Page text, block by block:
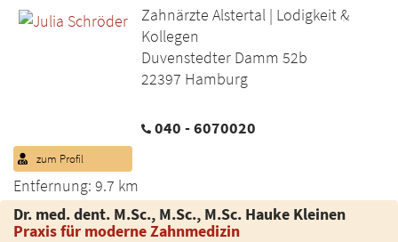
Zahnärzte Alstertal | Lodigkeit &
Kollegen
Duvenstedter Damm 52b
22397 Hamburg
040 - 6070020
Entfernung: 9.7 km
zum Profil
Dr. med. dent. M.Sc., M.Sc., M.Sc. Hauke Kleinen
Praxis für moderne Zahnmedizin